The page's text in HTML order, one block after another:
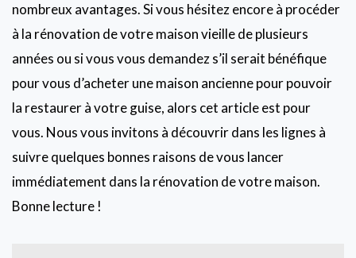
nombreux avantages. Si vous hésitez encore à procéder
à la rénovation de votre maison vieille de plusieurs
années ou si vous vous demandez s’il serait bénéfique
pour vous d’acheter une maison ancienne pour pouvoir
la restaurer à votre guise, alors cet article est pour
vous. Nous vous invitons à découvrir dans les lignes à
suivre quelques bonnes raisons de vous lancer
immédiatement dans la rénovation de votre maison.
Bonne lecture !